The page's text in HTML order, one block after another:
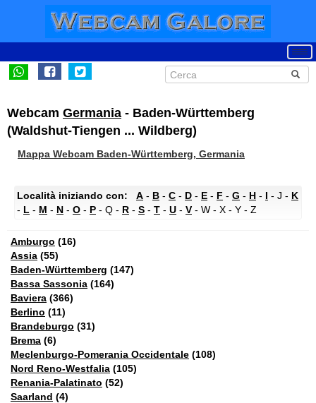
Webcam Germania - Baden-Württemberg
(Waldshut-Tiengen ... Wildberg)
Mappa Webcam Baden-Württemberg, Germania
Località iniziando con: A - B - C - D - E - F - G - H - I - J - K
- L - M - N - O - P - Q - R - S - T - U - V- W - X - Y - Z
Amburgo (16)
Assia (55)
Baden-Württemberg (147)
Bassa Sassonia (164)
Baviera (366)
Berlino (11)
Brandeburgo (31)
Brema (6)
Meclenburgo-Pomerania Occidentale (108)
Nord Reno-Westfalia (105)
Renania-Palatinato (52)
Saarland (4)